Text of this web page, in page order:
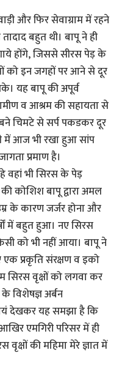
और फिर सेवाग्राम में रहने
बहुत थी। बापू ने ही
होंगे, जिससे सीरस पेड़ के
को इन जगहों पर आने से दूर
यह बापू की अपूर्व
व आश्रम की सहायता से
बने चिमटे से सर्प पकडकर दूर
में आज भी रखा हुआ सांप
प्रमाण है।
वहां भी सिरस के पेड़
कोशिश बापू द्वारा अमल
के कारण जर्जर होना और
में बहुत हुआ। नए सिरस
को भी नहीं आया। बापू ने
एक प्रकृति संरक्षण व इको
वृक्षों को लगवा कर
विशेषज्ञ अर्बन
देखकर यह समझा है कि
एमगिरी परिसर में ही
की महिमा मेरे ज्ञात में